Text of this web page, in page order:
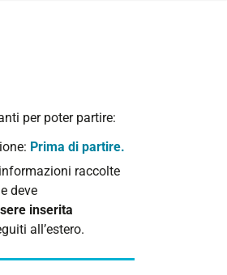
per poter partire:
Prima di partire.
raccolte
deve
inserita
all’estero.